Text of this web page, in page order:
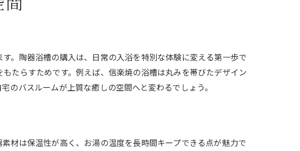
を堪能
が際立つ理由
インの工夫
めな理由
ゼーション空間
。陶器浴槽の購入は、日常の入浴を特別な体験に変える第一歩で
たらすためです。例えば、信楽焼の浴槽は丸みを帯びたデザイン
のバスルームが上質な癒しの空間へと変わるでしょう。
材は保温性が高く、お湯の温度を長時間キープできる点が魅力で